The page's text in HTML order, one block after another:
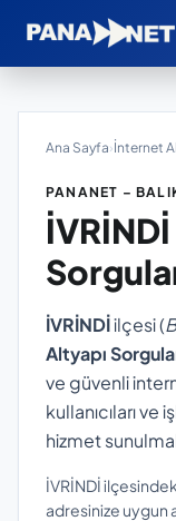
Ana Sayfa›İnternet
PANANET –
İVRİNDİ
İVRİNDİilçesi (
Altyapı
ve güvenli
kullanıcıları ve
hizmet
İVRİNDİ
adresinize uygun